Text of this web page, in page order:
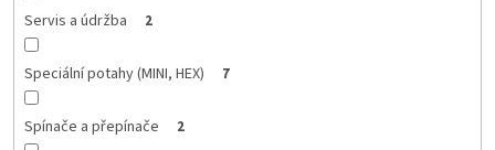
Servis a údržba 2
Speciální potahy (MINI, HEX) 7
Spínače a přepínače 2